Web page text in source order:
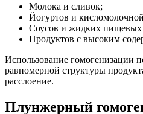
Молока и сливок;
Йогуртов и
Соусов и жидких пищевых
Продуктов с высоким
Использование гомогенизации
равномерной структуры
расслоение.
Плунжерный